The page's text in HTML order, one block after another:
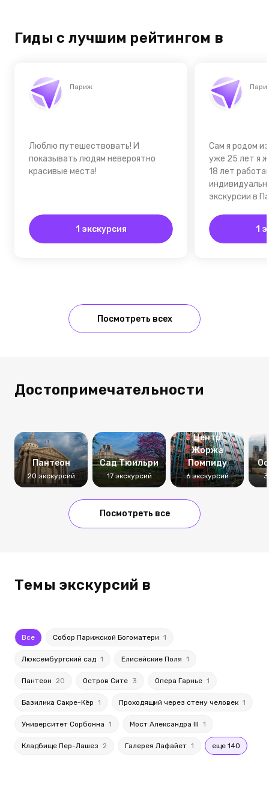
Гиды с лучшим рейтингом в
Париж
Люблю путешествовать! И
показывать людям невероятно
красивые места!
1 экскурсия
Сам я родом
уже 25 лет я
18 лет
экскурсии в
1
Посмотреть всех
Достопримечательности
Пантеон
20 экскурсий
Сад Тюильри
17 экскурсий
Центр
Жоржа
Помпиду
6 экскурсий 3
Посмотреть все
Темы экскурсий в
Все Собор Парижской Богоматери 1
Люксембургский сад 1 Елисейские Поля 1
Пантеон 20 Остров Сите 3 Опера Гарнье 1
Базилика Сакре-Кёр 1 Проходящий через стену человек 1
Университет Сорбонна 1 Мост Александра III 1
Кладбище Пер-Лашез 2 Галерея Лафайет 1 еще 140